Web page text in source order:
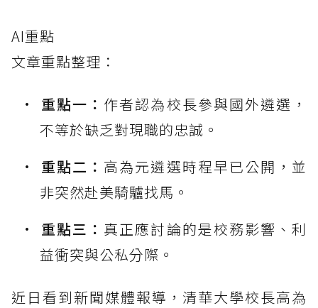
AI重點
文章重點整理：
重點一： 作者認為校長參與國外遴選，
不等於缺乏對現職的忠誠。
重點二： 高為元遴選時程早已公開，並
非突然赴美騎驢找馬。
重點三： 真正應討論的是校務影響、利
益衝突與公私分際。
近日看到新聞媒體報導，清華大學校長高為